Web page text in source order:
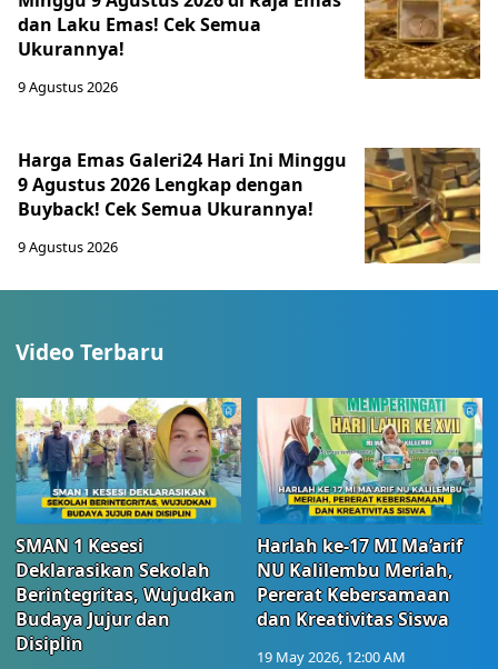
dan Laku Emas! Cek Semua
Ukurannya!
9 Agustus 2026
Harga Emas Galeri24 Hari Ini Minggu
9 Agustus 2026 Lengkap dengan
Buyback! Cek Semua Ukurannya!
9 Agustus 2026
Video Terbaru
SMAN 1 Kesesi
Deklarasikan Sekolah
Berintegritas, Wujudkan
Budaya Jujur dan
Disiplin
Harlah ke-17 MI Ma’arif
NU Kalilembu Meriah,
Pererat Kebersamaan
dan Kreativitas Siswa
19 May 2026, 12:00 AM